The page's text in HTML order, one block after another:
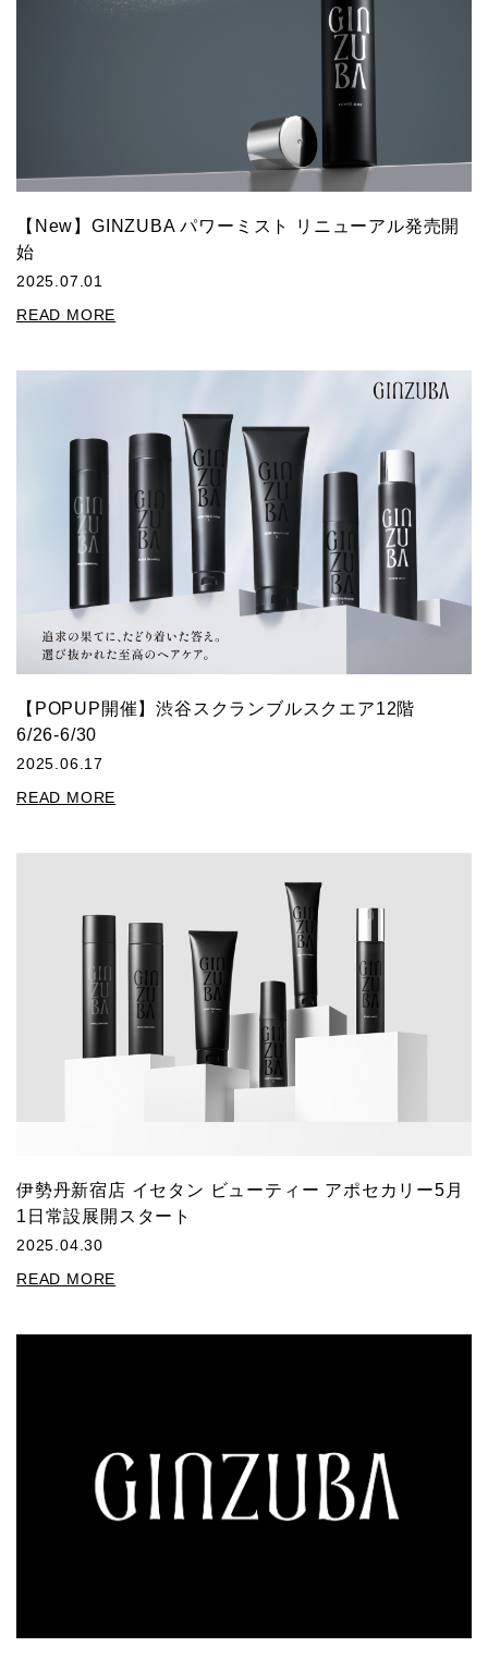
【New】GINZUBA パワーミスト リニューアル発売開
始
2025.07.01
READ MORE
【POPUP開催】渋谷スクランブルスクエア12階
6/26-6/30
2025.06.17
READ MORE
伊勢丹新宿店 イセタン ビューティー アポセカリー5月
1日常設展開スタート
2025.04.30
READ MORE